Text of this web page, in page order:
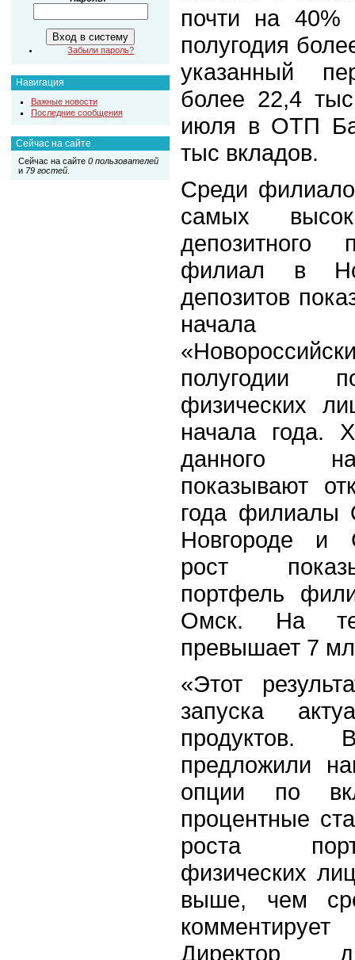
Забыли пароль?
Навигация
Важные новости
Последние сообщения
Сейчас на сайте
Сейчас на сайте 0 пользователей
и 79 гостей.
почти на 40%
полугодия
указанный
более 22,4
июля в ОТП
тыс вкладов.
Среди
самых
депозитного
филиал в
депозитов
начала
полугодии
физических
начала года.
данного
показывают
года
Новгороде и
рост
портфель
Омск. На
превышает 7
«Этот
запуска
предложили
опции по
процентные
роста
физических
выше, чем
Директор